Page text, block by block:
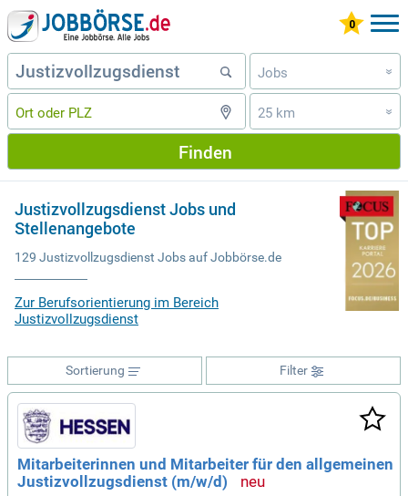
Jobs »
25 km »
Finden
Justizvollzugsdienst Jobs und
Stellenangebote
129 Justizvollzugsdienst Jobs auf Jobbörse.de
Zur Berufsorientierung im Bereich
Justizvollzugsdienst
Filter
Sortierung
Mitarbeiterinnen und Mitarbeiter für den allgemeinen
Justizvollzugsdienst (m/w/d)